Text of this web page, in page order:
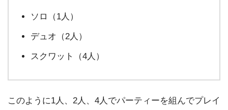
ソロ（1人）
デュオ（2人）
スクワット（4人）
このように1人、2人、4人でパーティーを組んでプレイ